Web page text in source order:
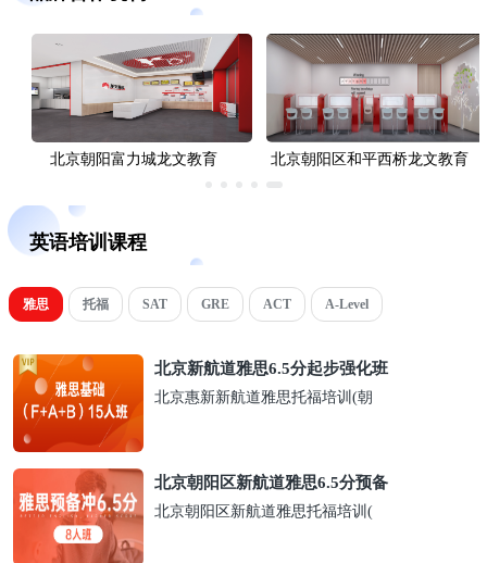
北京朝阳区学大教育(常营校
北京朝阳区学大教育(亚运村校
英语培训课程
雅思 托福 SAT GRE ACT A-Level
北京新航道雅思6.5分起步强化班
北京惠新新航道雅思托福培训(朝
北京朝阳区新航道雅思6.5分预备
北京朝阳区新航道雅思托福培训(